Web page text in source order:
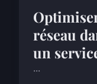
réseau
un
...